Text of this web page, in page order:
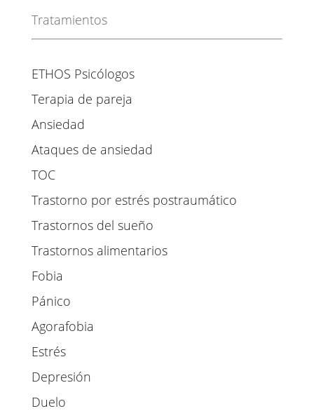
Tratamientos
ETHOS Psicólogos
Terapia de pareja
Ansiedad
Ataques de ansiedad
TOC
Trastorno por estrés postraumático
Trastornos del sueño
Trastornos alimentarios
Fobia
Pánico
Agorafobia
Estrés
Depresión
Duelo